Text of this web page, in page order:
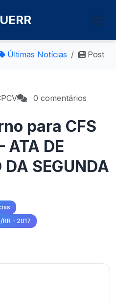
Últimas Notícias Post
0 comentários
para CFS
ATA DE
SEGUNDA
- 2017